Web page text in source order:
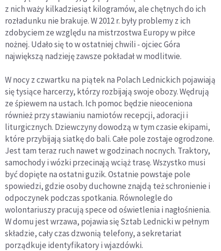
z nich waży kilkadziesiąt kilogramów, ale chętnych do ich
rozładunku nie brakuje. W 2012 r. były problemy z ich
zdobyciem ze względu na mistrzostwa Europy w piłce
nożnej. Udało się to w ostatniej chwili - ojciec Góra
największą nadzieję zawsze pokładał w modlitwie.
W nocy z czwartku na piątek na Polach Lednickich pojawiają
się tysiące harcerzy, którzy rozbijają swoje obozy. Wędrują
ze śpiewem na ustach. Ich pomoc będzie nieoceniona
również przy stawianiu namiotów recepcji, adoracji i
liturgicznych. Dziewczyny dowodzą w tym czasie ekipami,
które przybijają siatkę do bali. Całe pole zostaje ogrodzone.
Jest tam teraz ruch nawet w godzinach nocnych. Traktory,
samochody i wózki przecinają wciąż trasę. Wszystko musi
być dopięte na ostatni guzik. Ostatnie powstaje pole
spowiedzi, gdzie osoby duchowne znajdą też schronienie i
odpoczynek podczas spotkania. Równolegle do
wolontariuszy pracują spece od oświetlenia i nagłośnienia.
W domu jest wrzawa, pojawia się Sztab Lednicki w pełnym
składzie, cały czas dzwonią telefony, a sekretariat
porządkuje identyfikatory i wjazdówki.